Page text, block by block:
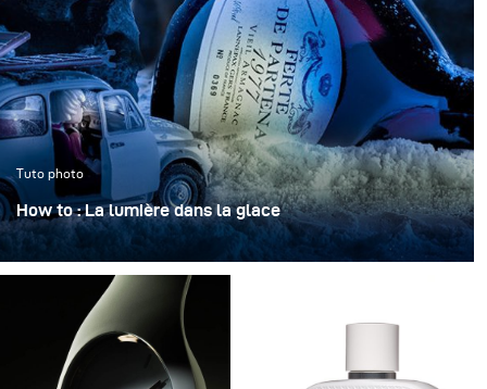
Tuto photo
How to : La lumière dans la glace
« La lumière dans la glace » transforme une bouteille
iconique en un objet sculptural, figé dans une
atmosphère claire et cristalline.